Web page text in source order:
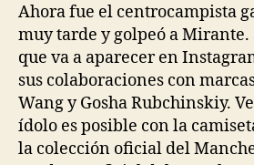
Ahora fue el centrocampista
muy tarde y golpeó a Mirante.
que va a aparecer en
sus colaboraciones con
Wang y Gosha Rubchinskiy.
ídolo es posible con la
la colección oficial del